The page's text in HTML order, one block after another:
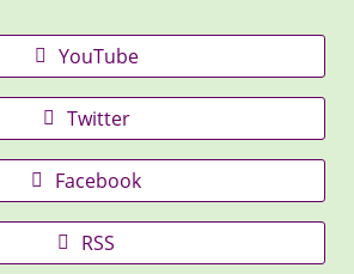
YouTube
Twitter
Facebook
RSS